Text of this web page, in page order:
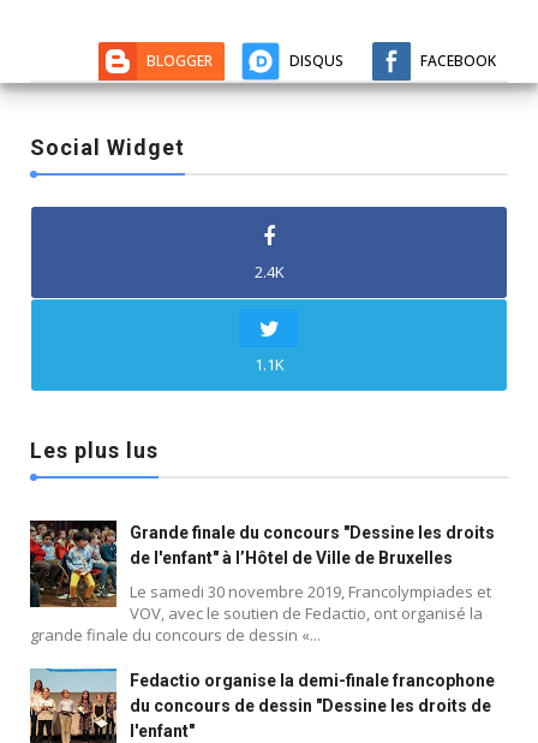
BLOGGER DISQUS FACEBOOK
Social Widget
2.4K
1.1K
Les plus lus
Grande finale du concours "Dessine les droits
de l'enfant" à l’Hôtel de Ville de Bruxelles
Le samedi 30 novembre 2019, Francolympiades et
VOV, avec le soutien de Fedactio, ont organisé la
grande finale du concours de dessin «...
Fedactio organise la demi-finale francophone
du concours de dessin "Dessine les droits de
l'enfant"